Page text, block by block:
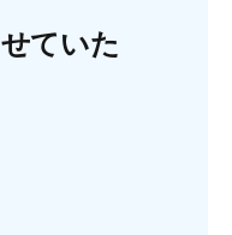
ていた